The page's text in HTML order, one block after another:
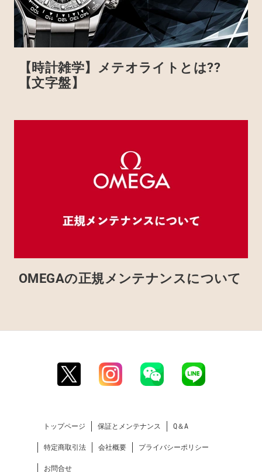
【時計雑学】メテオライトとは??
【文字盤】
OMEGAの正規メンテナンスについて
トップページ 保証とメンテナンス Q＆A
特定商取引法 会社概要 プライバシーポリシー
お問合せ